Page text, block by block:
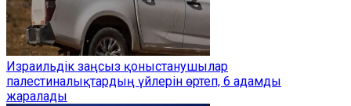
Израильдік заңсыз қоныстанушылар
палестиналықтардың үйлерін өртеп, 6 адамды
жаралады